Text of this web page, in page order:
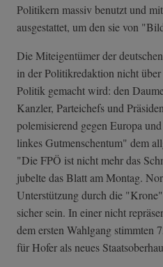
Politikern massiv benutzt und
ausgestattet, um den sie von
Die Miteigentümer der
in der Politikredaktion nicht
Politik gemacht wird: den
Kanzler, Parteichefs und
polemisierend gegen Europa
linkes Gutmenschentum" dem
"Die FPÖ ist nicht mehr das
jubelte das Blatt am Montag.
Unterstützung durch die
sicher sein. In einer nicht
dem ersten Wahlgang stimmten
für Hofer als neues